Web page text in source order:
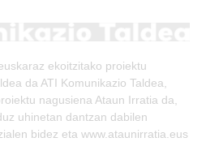
ekoitzitako proiektu
da ATI Komunikazio Taldea,
nagusiena Ataun Irratia da,
uhinetan dantzan dabilen
bidez eta www.ataunirratia.eus